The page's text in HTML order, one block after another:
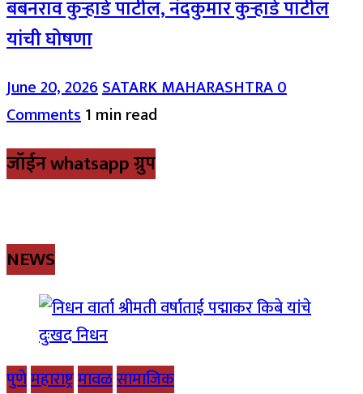
बबनराव कुऱ्हाडे पाटील, नंदकुमार कुऱ्हाडे पाटील
यांची घोषणा
June 20, 2026SATARK MAHARASHTRA0
Comments1 min read
जॉईन whatsapp ग्रुप
NEWS
पुणेमहाराष्ट्रमावळसामाजिक